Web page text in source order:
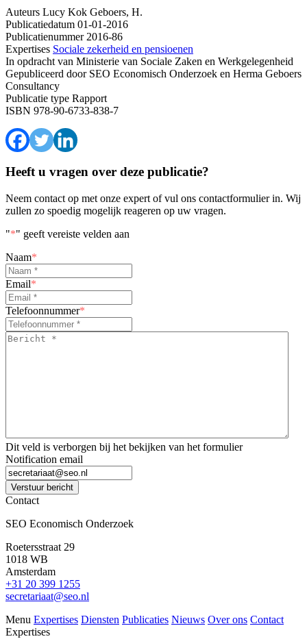
Auteurs Lucy Kok Geboers, H.
Publicatiedatum 01-01-2016
Publicatienummer2016-86
Expertises Sociale zekerheid en pensioenen
In opdracht van Ministerie van Sociale Zaken en Werkgelegenheid
Gepubliceerd doorSEO Economisch Onderzoek en Herma Geboers
Consultancy
Publicatie type Rapport
ISBN 978-90-6733-838-7
Heeft u vragen over deze publicatie?
Neem contact op met onze expert of vul ons contactformulier in. Wij
zullen zo spoedig mogelijk reageren op uw vragen.
"*" geeft vereiste velden aan
Naam*
Email*
Telefoonnummer*
Bericht
Dit veld is verborgen bij het bekijken van het formulier
Notification email
Verstuur bericht
Contact
SEO Economisch Onderzoek
Roetersstraat 29
1018 WB
Amsterdam
+31 20 399 1255
secretariaat@seo.nl
Menu Expertises Diensten Publicaties Nieuws Over ons Contact
Expertises